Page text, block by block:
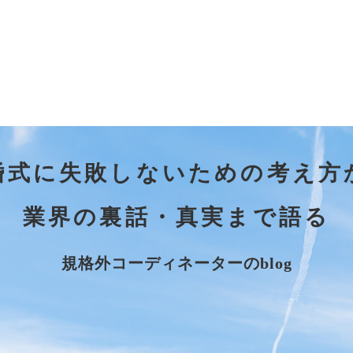
式に失敗しないための考え方
業界の裏話・真実まで語る
規格外コーディネーターのblog